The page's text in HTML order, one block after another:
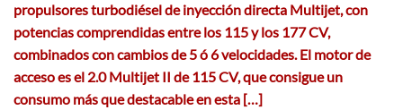
propulsores turbodiésel de inyección directa Multijet, con
potencias comprendidas entre los 115 y los 177 CV,
combinados con cambios de 5 ó 6 velocidades. El motor de
acceso es el 2.0 Multijet II de 115 CV, que consigue un
consumo más que destacable en esta […]